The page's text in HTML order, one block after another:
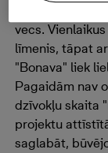
vecs.
līmenis, tāpat
"Bonava" liek
Pagaidām nav
dzīvokļu skaita
projektu
saglabāt,